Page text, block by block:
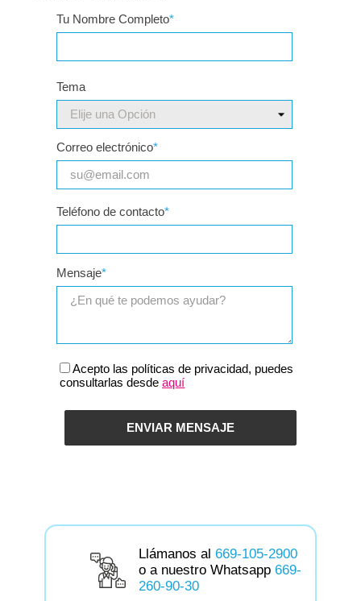
Tu Nombre Completo*
Tema
Correo electrónico*
Teléfono de contacto*
Mensaje*
Acepto las políticas de privacidad, puedes
consultarlas desde aquí
Llámanos al 669-105-2900
o a nuestro Whatsapp 669-
260-90-30